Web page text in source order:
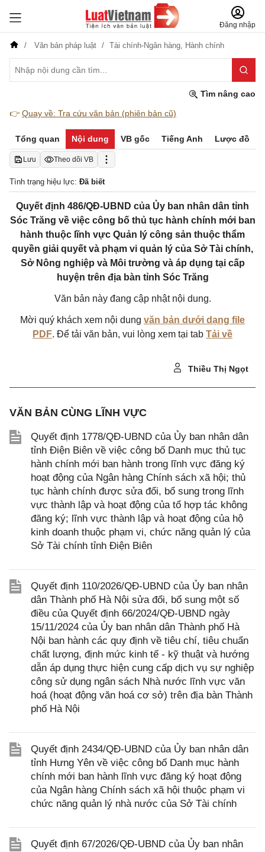
Đăng nhập
Văn bản pháp luật Tài chính-Ngân hàng, Hành chính
Tìm nâng cao
👉 Quay về: Tra cứu văn bản (phiên bản cũ)
Tổng quan Nội dung VB gốc Tiếng Anh Lược đồ
Lưu Theo dõi VB
Tình trạng hiệu lực: Đã biết
Quyết định 486/QĐ-UBND của Ủy ban nhân dân tỉnh
Sóc Trăng về việc công bố thủ tục hành chính mới ban
hành thuộc lĩnh vực Quản lý công sản thuộc thẩm
quyền giải quyết và phạm vi quản lý của Sở Tài chính,
Sở Nông nghiệp và Môi trường và áp dụng tại cấp
huyện trên địa bàn tỉnh Sóc Trăng
Văn bản này đang cập nhật nội dung.
Mời quý khách xem nội dung văn bản dưới dạng file
PDF. Để tải văn bản, vui lòng xem tại tab Tải về
Thiều Thị Ngọt
VĂN BẢN CÙNG LĨNH VỰC
Quyết định 1778/QĐ-UBND của Ủy ban nhân dân
tỉnh Điện Biên về việc công bố Danh mục thủ tục
hành chính mới ban hành trong lĩnh vực đăng ký
hoạt động của Ngân hàng Chính sách xã hội; thủ
tục hành chính được sửa đổi, bổ sung trong lĩnh
vực thành lập và hoạt động của tổ hợp tác không
đăng ký; lĩnh vực thành lập và hoạt động của hộ
kinh doanh thuộc phạm vi, chức năng quản lý của
Sở Tài chính tỉnh Điện Biên
Quyết định 110/2026/QĐ-UBND của Ủy ban nhân
dân Thành phố Hà Nội sửa đổi, bổ sung một số
điều của Quyết định 66/2024/QĐ-UBND ngày
15/11/2024 của Ủy ban nhân dân Thành phố Hà
Nội ban hành các quy định về tiêu chí, tiêu chuẩn
chất lượng, định mức kinh tế - kỹ thuật và hướng
dẫn áp dụng thực hiện cung cấp dịch vụ sự nghiệp
công sử dụng ngân sách Nhà nước lĩnh vực văn
hoá (hoạt động văn hoá cơ sở) trên địa bàn Thành
phố Hà Nội
Quyết định 2434/QĐ-UBND của Ủy ban nhân dân
tỉnh Hưng Yên về việc công bố Danh mục hành
chính mới ban hành lĩnh vực đăng ký hoạt động
của Ngân hàng Chính sách xã hội thuộc phạm vi
chức năng quản lý nhà nước của Sở Tài chính
Quyết định 67/2026/QĐ-UBND của Ủy ban nhân